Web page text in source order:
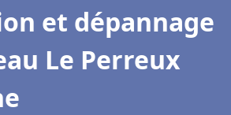
et dépannage
Le Perreux